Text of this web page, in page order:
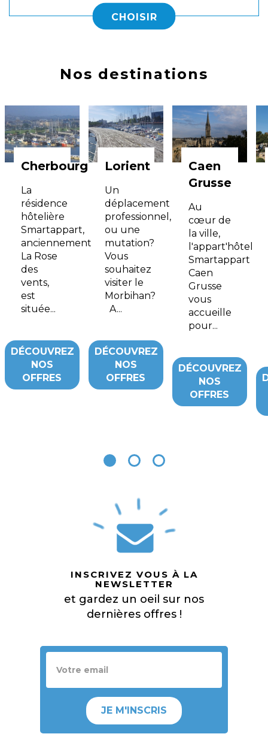
CHOISIR
Nos destinations
Cherbourg
La
résidence
hôtelière
Smartappart,
anciennement
La Rose
des
vents,
est
située...
DÉCOUVREZ
NOS
OFFRES
Lorient
Un
déplacement
professionnel,
ou une
mutation?
Vous
souhaitez
visiter le
Morbihan?
A...
DÉCOUVREZ
NOS
OFFRES
Caen
Grusse
Au
cœur de
la ville,
l'appart'hôtel
Smartappart
Caen
Grusse
vous
accueille
pour...
DÉCOUVREZ
NOS
OFFRES
INSCRIVEZ VOUS À LA
NEWSLETTER
et gardez un oeil sur nos
dernières offres !
JE M'INSCRIS